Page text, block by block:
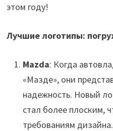
этом году!
Лучшие логотипы:
Mazda: Когда
«Мазде», они
надежность. Новый
стал более плоским,
требованиям